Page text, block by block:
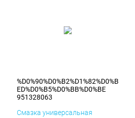
%D0%90%D0%B2%D1%82%D0%B
ED%D0%B5%D0%BB%D0%BE
951328063
Смазка универсальная